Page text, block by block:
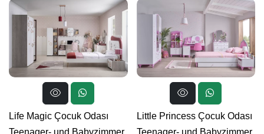
Life Magic Çocuk Odası
Teenager- und Babyzimmer
Little Princess Çocuk Odası
Teenager- und Babyzimmer